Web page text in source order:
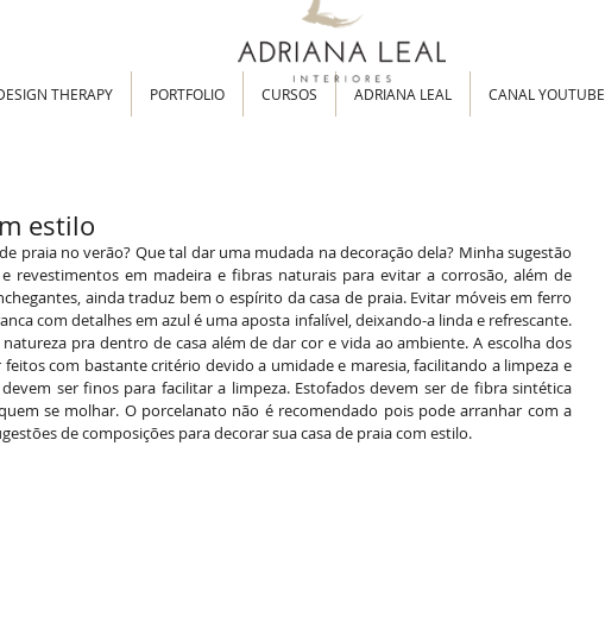
THERAPY PORTFOLIO CURSOS ADRIANA LEAL CANAL YOUTUBE
estilo
praia no verão? Que tal dar uma mudada na decoração dela? Minha sugestão
revestimentos em madeira e fibras naturais para evitar a corrosão, além de
ainda traduz bem o espírito da casa de praia. Evitar móveis em ferro
com detalhes em azul é uma aposta infalível, deixando-a linda e refrescante.
pra dentro de casa além de dar cor e vida ao ambiente. A escolha dos
com bastante critério devido a umidade e maresia, facilitando a limpeza e
ser finos para facilitar a limpeza. Estofados devem ser de fibra sintética
se molhar. O porcelanato não é recomendado pois pode arranhar com a
de composições para decorar sua casa de praia com estilo.